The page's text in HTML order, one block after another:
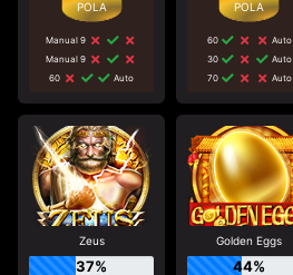
Manual 9
Manual 9
60
Auto
60
Auto
30
Auto
70
Auto
Zeus
37%
Golden Eggs
44%